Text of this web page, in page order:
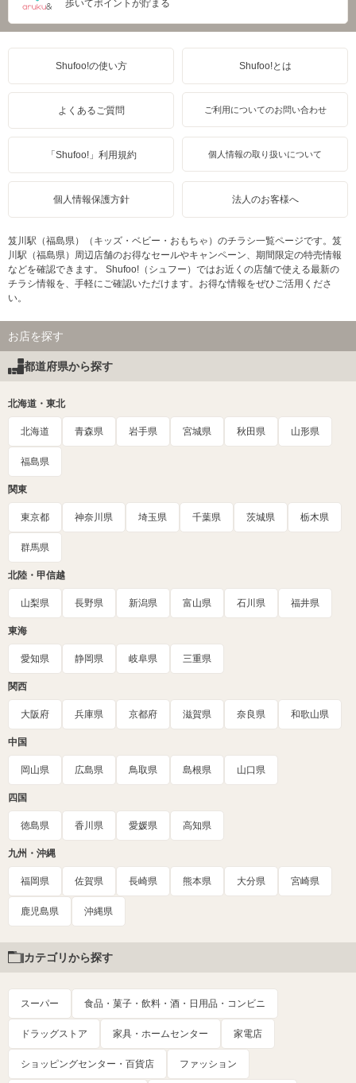
歩いてポイントが貯まる
Shufoo!の使い方 Shufoo!とは
よくあるご質問 ご利用についてのお問い合わせ
「Shufoo!」利用規約 個人情報の取り扱いについて
個人情報保護方針 法人のお客様へ
笈川駅（福島県）（キッズ・ベビー・おもちゃ）のチラシ一覧ページです。笈
川駅（福島県）周辺店舗のお得なセールやキャンペーン、期間限定の特売情報
などを確認できます。 Shufoo!（シュフー）ではお近くの店舗で使える最新の
チラシ情報を、手軽にご確認いただけます。お得な情報をぜひご活用くださ
い。
お店を探す
都道府県から探す
北海道・東北
北海道 青森県 岩手県 宮城県 秋田県 山形県
福島県
関東
東京都 神奈川県 埼玉県 千葉県 茨城県 栃木県
群馬県
北陸・甲信越
山梨県 長野県 新潟県 富山県 石川県 福井県
東海
愛知県 静岡県 岐阜県 三重県
関西
大阪府 兵庫県 京都府 滋賀県 奈良県 和歌山県
中国
岡山県 広島県 鳥取県 島根県 山口県
四国
徳島県 香川県 愛媛県 高知県
九州・沖縄
福岡県 佐賀県 長崎県 熊本県 大分県 宮崎県
鹿児島県 沖縄県
カテゴリから探す
スーパー 食品・菓子・飲料・酒・日用品・コンビニ
ドラッグストア 家具・ホームセンター 家電店
ショッピングセンター・百貨店 ファッション